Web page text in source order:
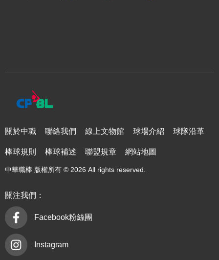
關於中職 聯絡我們 線上文物館 球場介紹 球隊沿革
棒球規則 棒球補述 聯盟規章 網站地圖
中華職棒 版權所有 © 2026 All rights reserved.
關注我們：
Facebook粉絲團
Instagram